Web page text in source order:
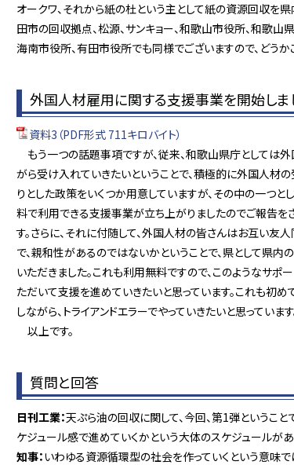
オークワ、それから紙の杜という主として紙の資源回収を
田市の回収拠点、松源、サンキョー、和歌山市役所、和歌
海南市役所、有田市役所でも同様でございますので、どうか
外国人材雇用に関する支援事業を開始しま
資料3（PDF形式 711キロバイト）
もう一つの話題事項ですが、従来、和歌山県庁としては
がら受け入れていきたいということで、積極的に外国人材
りとした政策をいくつか用意していますが、その中の一つと
料で利用できる支援事業が立ち上がりましたのでご報告を
す。さらに、それに付随して、外国人材の皆さんはお互い
で、親和性があるのではないかということで、県として県
いただきました。これも利用無料ですので、このようなサ
ただいて支援を進めていきたいと思っています。これも初
しながら、トライアンドエラーでやっていきたいと思っています
以上です。
質問と回答
日刊工業：天ぷら油の回収に関して、今回、第1弾というこ
ケジュール感で進めていくかという大体のスケジュールが
知事：いわゆる資源循環型の社会を作っていくという意味